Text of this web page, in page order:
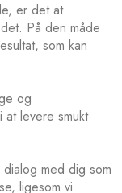
er det at
På den måde
som kan
og
levere smukt
med dig som
ligesom vi